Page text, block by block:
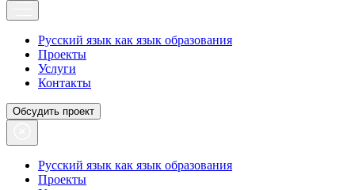
Русский язык как язык образования
Проекты
Услуги
Контакты
Обсудить проект
Русский язык как язык образования
Проекты